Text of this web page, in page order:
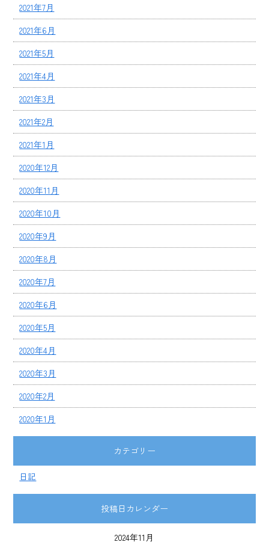
2021年7月
2021年6月
2021年5月
2021年4月
2021年3月
2021年2月
2021年1月
2020年12月
2020年11月
2020年10月
2020年9月
2020年8月
2020年7月
2020年6月
2020年5月
2020年4月
2020年3月
2020年2月
2020年1月
カテゴリー
日記
投稿日カレンダー
2024年11月